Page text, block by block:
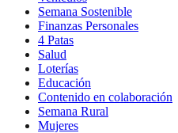
Semana Sostenible
Finanzas Personales
4 Patas
Salud
Loterías
Educación
Contenido en colaboración
Semana Rural
Mujeres